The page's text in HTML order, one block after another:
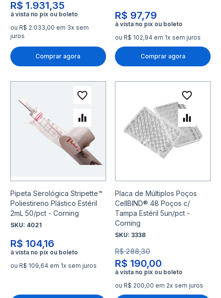
R$ 1.931,35
ou R$ 2.033,00 em 3x sem
juros
Comprar agora
R$ 97,79
ou R$ 102,94 em 1x sem juros
Comprar agora
Pipeta Serológica Stripette™
Poliestireno Plástico Estéril
2mL 50/pct - Corning
SKU: 4021
R$ 104,16
ou R$ 109,64 em 1x sem juros
Adicionar à lista de
Adicionar para Comparar
Placa de Múltiplos Poços
CellBIND® 48 Poços c/
Tampa Estéril 5un/pct -
Corning
SKU:3338
R$ 190,00
R$ 288,30
ou R$ 200,00 em 2x sem juros